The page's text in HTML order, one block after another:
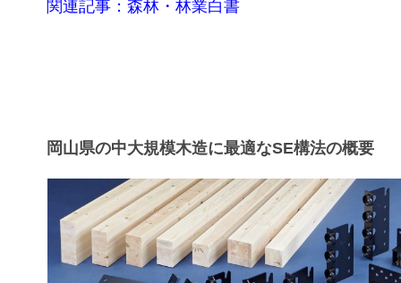
関連記事：森林・林業白書
岡山県の中大規模木造に最適なSE構法の概要